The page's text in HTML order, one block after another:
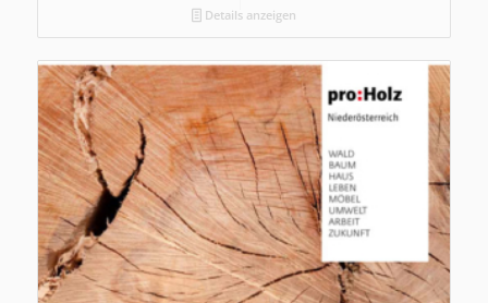
Details anzeigen